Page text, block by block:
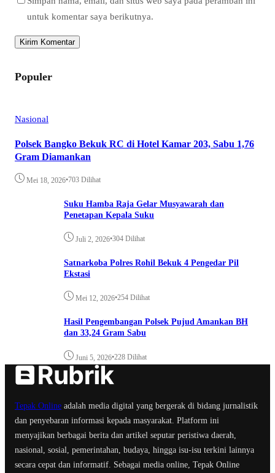
untuk komentar saya berikutnya.
Populer
Nasional
Polsek Bangko Bekuk RC di Hotel Kamar 203, Sabu 1,76
Gram Diamankan
Mei 18, 2026•703 Dilihat
Suku Hamba Raja Gelar Musyawarah dan
Penetapan Kepala Suku
Juli 2, 2026•304 Dilihat
Satnarkoba Polres Rohil Bekuk 4 Pengedar Pil
Ekstasi
Mei 12, 2026•254 Dilihat
Hasil Pengembangan Polsek Pujud Amankan BH
dan 33,24 Gram Sabu
Juni 5, 2026•228 Dilihat
Tepak Online adalah media digital yang bergerak di bidang jurnalistik
dan penyebaran informasi kepada masyarakat. Platform ini
menyajikan berbagai berita dan artikel seputar peristiwa daerah,
nasional, sosial, pemerintahan, budaya, hingga isu-isu terkini lainnya
secara cepat dan informatif. Sebagai media online, Tepak Online